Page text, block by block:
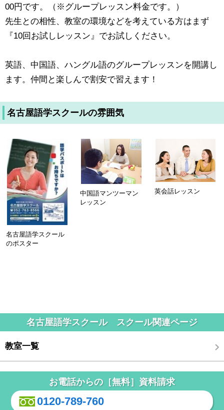
00円です。（※グループレッスン料金です。）
先生との相性、教室の環境などを考えている方はまず
『10回お試しレッスン』でお試しください。
英語、中国語、ハングル語のグループレッスンを開講し
ます。仲間と楽しんで割安で習えます！
名古屋語学スクールの雰囲気
名古屋語学スクール
のポスター
中国語マンツーマン
レッスン
英会話レッスン
名古屋語学スクール スクール関連ページ
教室一覧
お電話からの［無料］資料請求
0120-789-760